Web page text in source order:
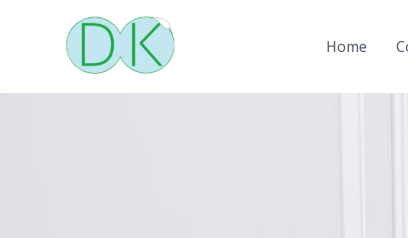
contenuto
Home